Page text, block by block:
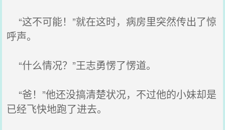
“这不可能！”就在这时，病房里突然传出了惊
呼声。
“什么情况？”王志勇愣了愣道。
“爸！”他还没搞清楚状况，不过他的小妹却是
已经飞快地跑了进去。